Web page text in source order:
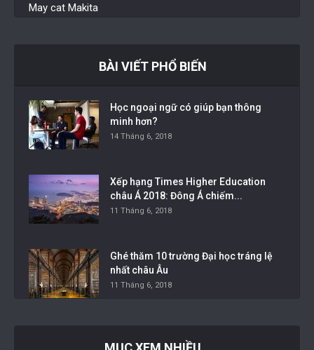
May cat Makita
BÀI VIẾT PHỔ BIẾN
Học ngoại ngữ có giúp bạn thông
minh hơn?
14 Tháng 6, 2018
Xếp hạng Times Higher Education
châu Á 2018: Đông Á chiếm...
11 Tháng 6, 2018
Ghé thăm 10 trường Đại học tráng lệ
nhất châu Âu
11 Tháng 6, 2018